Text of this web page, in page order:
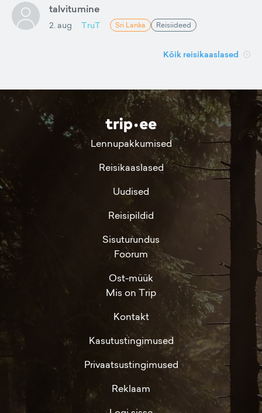
talvitumine
2. aug TruT Sri Lanka Reisiideed
Kõik reisikaaslased
Lennupakkumised
Reisikaaslased
Uudised
Reisipildid
Sisuturundus
Foorum
Ost-müük
Mis on Trip
Kontakt
Kasutustingimused
Privaatsustingimused
Reklaam